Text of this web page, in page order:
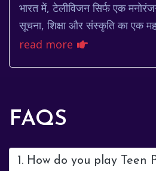
भारत में, टेलीविजन सिर्फ एक
सूचना, शिक्षा और संस्कृति का एक
जब बात आती है भरोसेमंद और
read more
FAQS
1. How do you play Teen